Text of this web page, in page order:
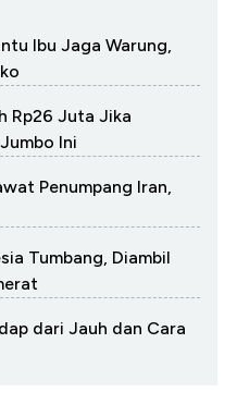
Ibu Jaga Warung,
Rp26 Juta Jika
Ini
Penumpang Iran,
Tumbang, Diambil
dari Jauh dan Cara